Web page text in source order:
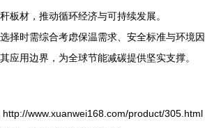
板材，推动循环经济与可持续发展。
择时需综合考虑保温需求、安全标准与环境因
应用边界，为全球节能减碳提供坚实支撑。
www.xuanwei168.com/product/305.html